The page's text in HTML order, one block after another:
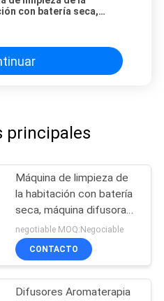
con batería seca,
principales
Máquina de limpieza de
la habitación con batería
seca, máquina difusora
de olores para el baño
negotiable MOQ:Negociable
CONTACTO
Difusores Aromaterapia